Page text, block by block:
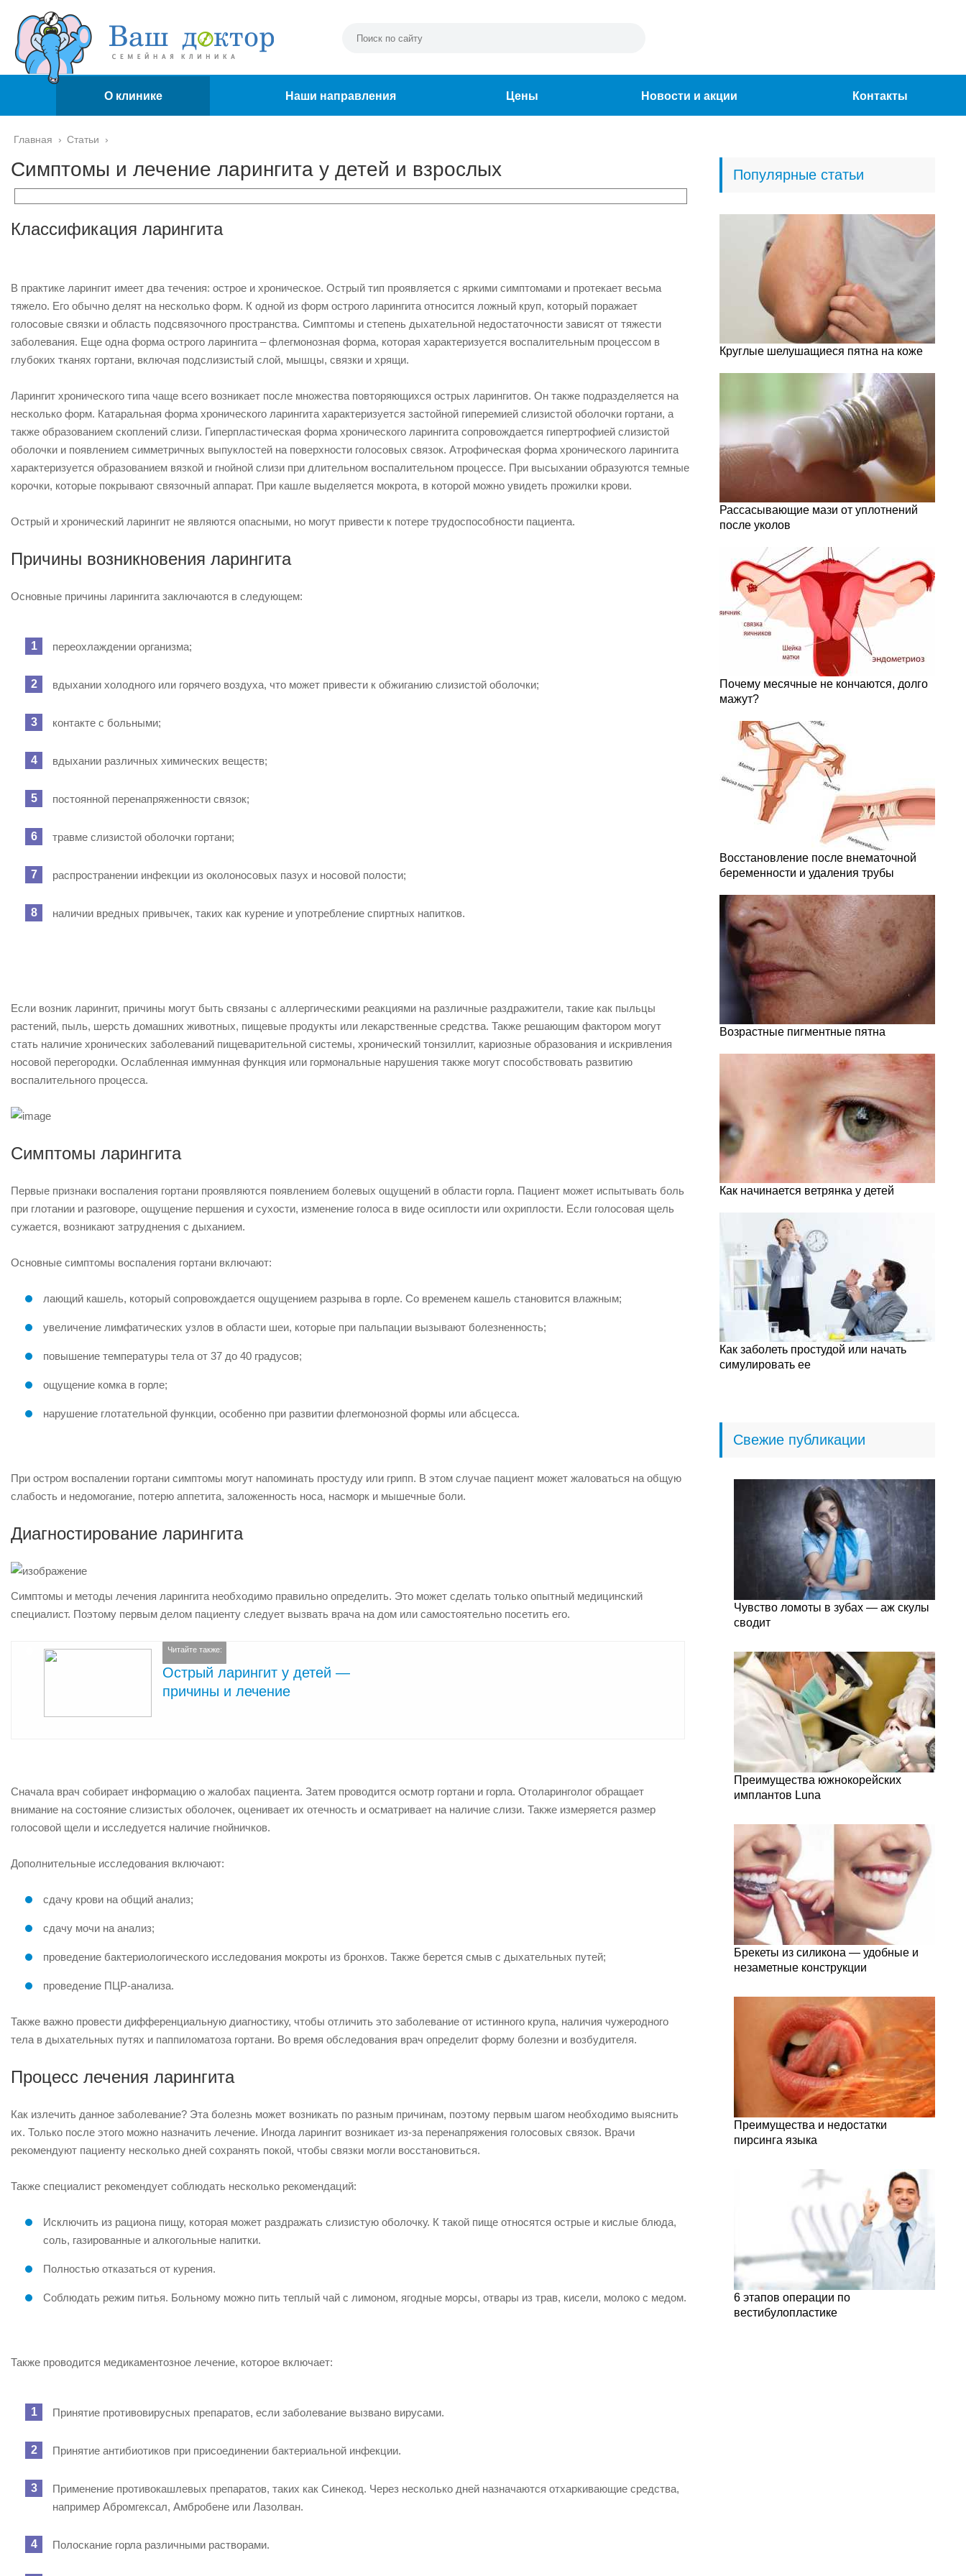
О клинике Наши направления Цены Новости и акции Контакты
Главная › Статьи ›
Симптомы и лечение ларингита у детей и взрослых
Классификация ларингита
В практике ларингит имеет два течения: острое и хроническое. Острый тип проявляется с яркими симптомами и протекает весьма
тяжело. Его обычно делят на несколько форм. К одной из форм острого ларингита относится ложный круп, который поражает
голосовые связки и область подсвязочного пространства. Симптомы и степень дыхательной недостаточности зависят от тяжести
заболевания. Еще одна форма острого ларингита – флегмонозная форма, которая характеризуется воспалительным процессом в
глубоких тканях гортани, включая подслизистый слой, мышцы, связки и хрящи.
Ларингит хронического типа чаще всего возникает после множества повторяющихся острых ларингитов. Он также подразделяется на
несколько форм. Катаральная форма хронического ларингита характеризуется застойной гиперемией слизистой оболочки гортани, а
также образованием скоплений слизи. Гиперпластическая форма хронического ларингита сопровождается гипертрофией слизистой
оболочки и появлением симметричных выпуклостей на поверхности голосовых связок. Атрофическая форма хронического ларингита
характеризуется образованием вязкой и гнойной слизи при длительном воспалительном процессе. При высыхании образуются темные
корочки, которые покрывают связочный аппарат. При кашле выделяется мокрота, в которой можно увидеть прожилки крови.
Острый и хронический ларингит не являются опасными, но могут привести к потере трудоспособности пациента.
Причины возникновения ларингита
Основные причины ларингита заключаются в следующем:
переохлаждении организма;
вдыхании холодного или горячего воздуха, что может привести к обжиганию слизистой оболочки;
контакте с больными;
вдыхании различных химических веществ;
постоянной перенапряженности связок;
травме слизистой оболочки гортани;
распространении инфекции из околоносовых пазух и носовой полости;
наличии вредных привычек, таких как курение и употребление спиртных напитков.
Если возник ларингит, причины могут быть связаны с аллергическими реакциями на различные раздражители, такие как пыльцы
растений, пыль, шерсть домашних животных, пищевые продукты или лекарственные средства. Также решающим фактором могут
стать наличие хронических заболеваний пищеварительной системы, хронический тонзиллит, кариозные образования и искривления
носовой перегородки. Ослабленная иммунная функция или гормональные нарушения также могут способствовать развитию
воспалительного процесса.
Симптомы ларингита
Первые признаки воспаления гортани проявляются появлением болевых ощущений в области горла. Пациент может испытывать боль
при глотании и разговоре, ощущение першения и сухости, изменение голоса в виде осиплости или охриплости. Если голосовая щель
сужается, возникают затруднения с дыханием.
Основные симптомы воспаления гортани включают:
лающий кашель, который сопровождается ощущением разрыва в горле. Со временем кашель становится влажным;
увеличение лимфатических узлов в области шеи, которые при пальпации вызывают болезненность;
повышение температуры тела от 37 до 40 градусов;
ощущение комка в горле;
нарушение глотательной функции, особенно при развитии флегмонозной формы или абсцесса.
При остром воспалении гортани симптомы могут напоминать простуду или грипп. В этом случае пациент может жаловаться на общую
слабость и недомогание, потерю аппетита, заложенность носа, насморк и мышечные боли.
Диагностирование ларингита
Симптомы и методы лечения ларингита необходимо правильно определить. Это может сделать только опытный медицинский
специалист. Поэтому первым делом пациенту следует вызвать врача на дом или самостоятельно посетить его.
Читайте также:
Острый ларингит у детей —
причины и лечение
Сначала врач собирает информацию о жалобах пациента. Затем проводится осмотр гортани и горла. Отоларинголог обращает
внимание на состояние слизистых оболочек, оценивает их отечность и осматривает на наличие слизи. Также измеряется размер
голосовой щели и исследуется наличие гнойничков.
Дополнительные исследования включают:
сдачу крови на общий анализ;
сдачу мочи на анализ;
проведение бактериологического исследования мокроты из бронхов. Также берется смыв с дыхательных путей;
проведение ПЦР-анализа.
Также важно провести дифференциальную диагностику, чтобы отличить это заболевание от истинного крупа, наличия чужеродного
тела в дыхательных путях и паппиломатоза гортани. Во время обследования врач определит форму болезни и возбудителя.
Процесс лечения ларингита
Как излечить данное заболевание? Эта болезнь может возникать по разным причинам, поэтому первым шагом необходимо выяснить
их. Только после этого можно назначить лечение. Иногда ларингит возникает из-за перенапряжения голосовых связок. Врачи
рекомендуют пациенту несколько дней сохранять покой, чтобы связки могли восстановиться.
Также специалист рекомендует соблюдать несколько рекомендаций:
Исключить из рациона пищу, которая может раздражать слизистую оболочку. К такой пище относятся острые и кислые блюда,
соль, газированные и алкогольные напитки.
Полностью отказаться от курения.
Соблюдать режим питья. Больному можно пить теплый чай с лимоном, ягодные морсы, отвары из трав, кисели, молоко с медом.
Также проводится медикаментозное лечение, которое включает:
Принятие противовирусных препаратов, если заболевание вызвано вирусами.
Принятие антибиотиков при присоединении бактериальной инфекции.
Применение противокашлевых препаратов, таких как Синекод. Через несколько дней назначаются отхаркивающие средства,
например Абромгексал, Амбробене или Лазолван.
Полоскание горла различными растворами.
Популярные статьи
Круглые шелушащиеся пятна на коже
Рассасывающие мази от уплотнений
после уколов
Почему месячные не кончаются, долго
мажут?
Восстановление после внематочной
беременности и удаления трубы
Возрастные пигментные пятна
Как начинается ветрянка у детей
Как заболеть простудой или начать
симулировать ее
Свежие публикации
Чувство ломоты в зубах — аж скулы
сводит
Преимущества южнокорейских
имплантов Luna
Брекеты из силикона — удобные и
незаметные конструкции
Преимущества и недостатки
пирсинга языка
6 этапов операции по
вестибулопластике